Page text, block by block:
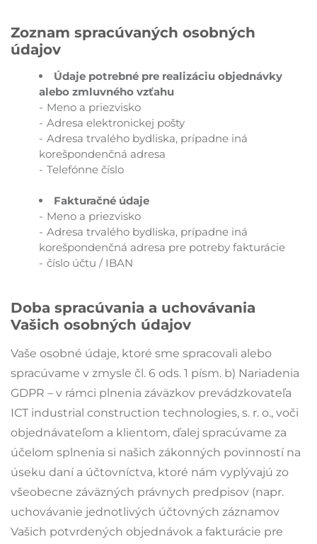
Zoznam spracúvaných osobných
údajov
Údaje potrebné pre realizáciu objednávky
alebo zmluvného vzťahu
Meno a priezvisko
Adresa elektronickej pošty
Adresa trvalého bydliska, prípadne iná
korešpondenčná adresa
Telefónne číslo
Fakturačné údaje
Meno a priezvisko
Adresa trvalého bydliska, prípadne iná
korešpondenčná adresa pre potreby fakturácie
číslo účtu / IBAN
Doba spracúvania a uchovávania
Vašich osobných údajov
Vaše osobné údaje, ktoré sme spracovali alebo
spracúvame v zmysle čl. 6 ods. 1 písm. b) Nariadenia
GDPR – v rámci plnenia záväzkov prevádzkovateľa
ICT industrial construction technologies, s. r. o., voči
objednávateľom a klientom, ďalej spracúvame za
účelom splnenia si našich zákonných povinností na
úseku daní a účtovníctva, ktoré nám vyplývajú zo
všeobecne záväzných právnych predpisov (napr.
uchovávanie jednotlivých účtovných záznamov
Vašich potvrdených objednávok a fakturácie pre